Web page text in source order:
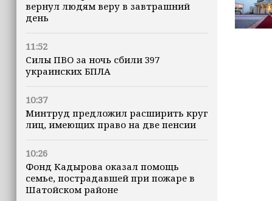
вернул людям веру в завтрашний
день
11:52
Силы ПВО за ночь сбили 397
украинских БПЛА
10:37
Минтруд предложил расширить круг
лиц, имеющих право на две пенсии
10:26
Фонд Кадырова оказал помощь
семье, пострадавшей при пожаре в
Шатойском районе